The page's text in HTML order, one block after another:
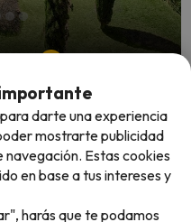
escapada 4* de
Fontecruz Ávila)
darte una experiencia
mostrarte publicidad
Estas cookies
en base a tus intereses y
harás que te podamos